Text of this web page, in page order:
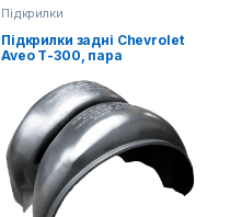
Підкрилки
Підкрилки задні Chevrolet
Aveo Т-300, пара